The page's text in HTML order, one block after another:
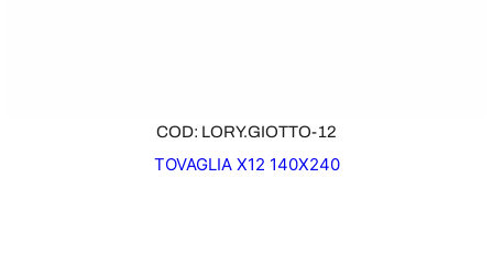
COD: LORY.GIOTTO-12
TOVAGLIA X12 140X240